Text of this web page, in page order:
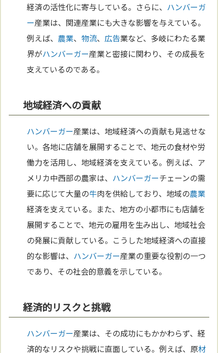
経済の活性化に寄与している。さらに、 ハンバーガ
ー産業は、関連産業にも大きな影響を与えている。
例えば、 農業、 物流、広告業など、多岐にわたる業
界がハンバーガー産業と密接に関わり、その成長を
支えているのである。
地域経済への貢献
ハンバーガー産業は、地域経済への貢献も見逃せな
い。各地に店舗を展開することで、地元の食材や労
働力を活用し、地域経済を支えている。例えば、ア
メリカ中西部の農家は、 ハンバーガーチェーンの需
要に応じて大量の牛肉を供給しており、地域の農業
経済を支えている。また、地方の小都市にも店舗を
展開することで、地元の雇用を生み出し、地域社会
の発展に貢献している。こうした地域経済への直接
的な影響は、 ハンバーガー産業の重要な役割の一つ
であり、その社会的意義を示している。
経済的リスクと挑戦
ハンバーガー産業は、その成功にもかかわらず、経
済的なリスクや挑戦に直面している。例えば、原材